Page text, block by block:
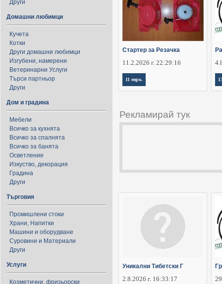
Други
Домашни любимци
Кучета
Котки
Други домашни любимци
Изгубени, намерени
Ветеринарни Услуги
Търси партньор
Други
Дом и градина
Мебели
Всичко за кухнята
Всичко за спалнята
Всичко за банята
Осветление
Изкуство, декорация
Градина
Други
Търговия
Промишлени стоки
Храни, Напитки
Машини и оборудване
Суровини и Материали
Други
Услуги
Козметични, фризьорски
Стартер за Резачка
11.2.2026 г. 22:29:16
11 евро.
Рекламирай тук
Уникални Тибетски Г
2.8.2026 г. 16:33:17